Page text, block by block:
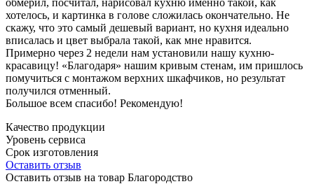
хотелось, и картинка в голове сложилась окончательно. Не
скажу, что это самый дешевый вариант, но кухня идеально
вписалась и цвет выбрала такой, как мне нравится.
Примерно через 2 недели нам установили нашу кухню-
красавицу! «Благодаря» нашим кривым стенам, им пришлось
помучиться с монтажом верхних шкафчиков, но результат
получился отменный.
Большое всем спасибо! Рекомендую!
Качество продукции
Уровень сервиса
Срок изготовления
Оставить отзыв
Оставить отзыв на товар Благородство